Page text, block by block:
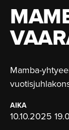
Mamba-
AIKA
10.10.2025